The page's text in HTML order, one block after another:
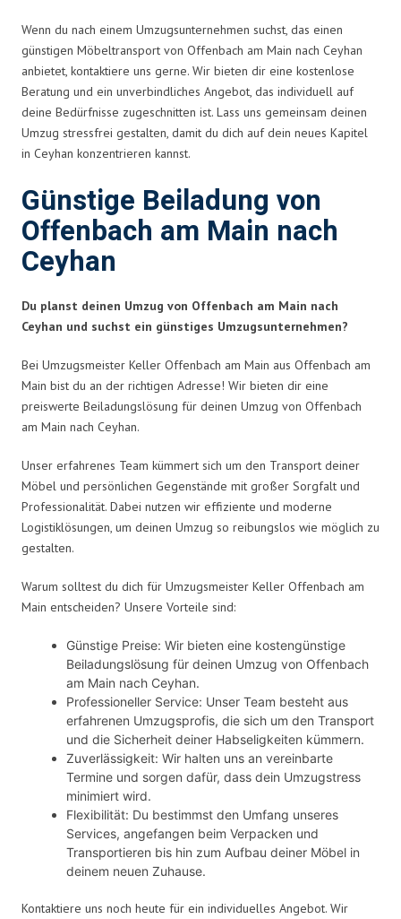
Wenn du nach einem Umzugsunternehmen suchst, das einen
günstigen Möbeltransport von Offenbach am Main nach Ceyhan
anbietet, kontaktiere uns gerne. Wir bieten dir eine kostenlose
Beratung und ein unverbindliches Angebot, das individuell auf
deine Bedürfnisse zugeschnitten ist. Lass uns gemeinsam deinen
Umzug stressfrei gestalten, damit du dich auf dein neues Kapitel
in Ceyhan konzentrieren kannst.
Günstige Beiladung von
Offenbach am Main nach
Ceyhan
Du planst deinen Umzug von Offenbach am Main nach
Ceyhan und suchst ein günstiges Umzugsunternehmen?
Bei Umzugsmeister Keller Offenbach am Main aus Offenbach am
Main bist du an der richtigen Adresse! Wir bieten dir eine
preiswerte Beiladungslösung für deinen Umzug von Offenbach
am Main nach Ceyhan.
Unser erfahrenes Team kümmert sich um den Transport deiner
Möbel und persönlichen Gegenstände mit großer Sorgfalt und
Professionalität. Dabei nutzen wir effiziente und moderne
Logistiklösungen, um deinen Umzug so reibungslos wie möglich zu
gestalten.
Warum solltest du dich für Umzugsmeister Keller Offenbach am
Main entscheiden? Unsere Vorteile sind:
Günstige Preise: Wir bieten eine kostengünstige
Beiladungslösung für deinen Umzug von Offenbach
am Main nach Ceyhan.
Professioneller Service: Unser Team besteht aus
erfahrenen Umzugsprofis, die sich um den Transport
und die Sicherheit deiner Habseligkeiten kümmern.
Zuverlässigkeit: Wir halten uns an vereinbarte
Termine und sorgen dafür, dass dein Umzugstress
minimiert wird.
Flexibilität: Du bestimmst den Umfang unseres
Services, angefangen beim Verpacken und
Transportieren bis hin zum Aufbau deiner Möbel in
deinem neuen Zuhause.
Kontaktiere uns noch heute für ein individuelles Angebot. Wir